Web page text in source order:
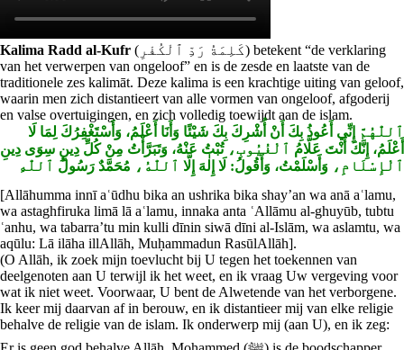
Kalima Radd al-Kufr (كَلِمَةُ رَدِّ ٱلْكُفْرِ) betekent “de verklaring
van het verwerpen van ongeloof” en is de zesde en laatste van de
traditionele zes kalimāt. Deze kalima is een krachtige uiting van geloof,
waarin men zich distantieert van alle vormen van ongeloof, afgoderij
en valse overtuigingen, en zich volledig toewijdt aan de islam.
ٱللّٰهُمَّ إِنِّي أَعُوذُ بِكَ أَنْ أُشْرِكَ بِكَ شَيْئًا وَأَنَا أَعْلَمُ، وَأَسْتَغْفِرُكَ لِمَا لَا
أَعْلَمُ، إِنَّكَ أَنْتَ عَلَّامُ ٱلْغُيُوبِ، تُبْتُ عَنْهُ، وَتَبَرَّأْتُ مِنْ كُلِّ دِينٍ سِوَى دِينِ
ٱلْإِسْلَامِ، وَأَسْلَمْتُ، وَأَقُولُ: لَا إِلٰهَ إِلَّا ٱللّٰهُ، مُحَمَّدٌ رَسُولُ ٱللّٰهِ
[Allāhumma innī aʿūdhu bika an ushrika bika shay’an wa anā aʿlamu,
wa astaghfiruka limā lā aʿlamu, innaka anta ʿAllāmu al-ghuyūb, tubtu
ʿanhu, wa tabarra’tu min kulli dīnin siwā dīni al-Islām, wa aslamtu, wa
aqūlu: Lā ilāha illAllāh, Muḥammadun RasūlAllāh].
(O Allāh, ik zoek mijn toevlucht bij U tegen het toekennen van
deelgenoten aan U terwijl ik het weet, en ik vraag Uw vergeving voor
wat ik niet weet. Voorwaar, U bent de Alwetende van het verborgene.
Ik keer mij daarvan af in berouw, en ik distantieer mij van elke religie
behalve de religie van de islam. Ik onderwerp mij (aan U), en ik zeg: